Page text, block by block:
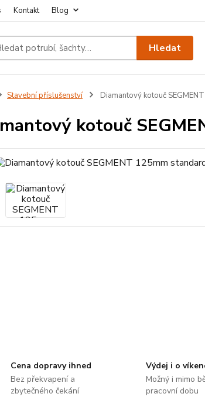
Kontakt Blog
Hledat
Stavební příslušenství Diamantový kotouč
kotouč
Cena dopravy ihned
Bez překvapení a
zbytečného čekání
Výdej i o
Možný i mimo
pracovní dobu